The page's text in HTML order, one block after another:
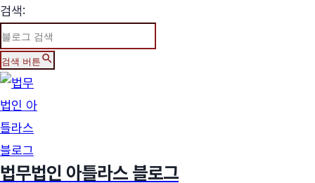
검색:
검색 버튼
Skip
to
content
법무법인 아틀라스 블로그